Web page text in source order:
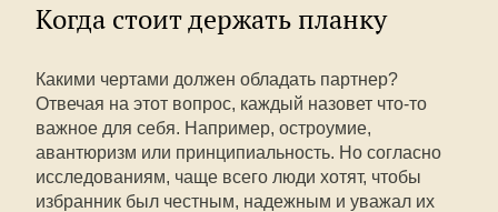
Когда стоит держать планку
Какими чертами должен обладать партнер?
Отвечая на этот вопрос, каждый назовет что-то
важное для себя. Например, остроумие,
авантюризм или принципиальность. Но согласно
исследованиям, чаще всего люди хотят, чтобы
избранник был честным, надежным и уважал их